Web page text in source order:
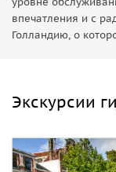
впечатления и с
Голландию, о
Экскурсии